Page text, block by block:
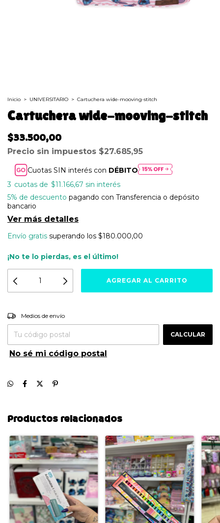
Inicio > UNIVERSITARIO > Cartuchera wide-mooving-stitch
Cartuchera wide-mooving-stitch
$33.500,00
Precio sin impuestos $27.685,95
Cuotas SIN interés con DÉBITO
3
$11.166,67 sin interés
5% de descuento pagando con Transferencia o depósito
bancario
Ver más detalles
Envío gratis superando los $180.000,00
¡No te lo pierdas, es el último!
Entregas para el CP:
Medios de envío
CALCULAR
No sé mi código postal
Productos relacionados